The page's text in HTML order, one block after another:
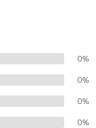
0%
0%
0%
0%